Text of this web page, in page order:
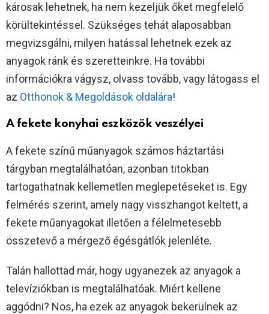
károsak lehetnek, ha nem kezeljük őket megfelelő
körültekintéssel. Szükséges tehát alaposabban
megvizsgálni, milyen hatással lehetnek ezek az
anyagok ránk és szeretteinkre. Ha további
információkra vágysz, olvass tovább, vagy látogass el
az Otthonok & Megoldások oldalára!
A fekete konyhai eszközök veszélyei
A fekete színű műanyagok számos háztartási
tárgyban megtalálhatóan, azonban titokban
tartogathatnak kellemetlen meglepetéseket is. Egy
felmérés szerint, amely nagy visszhangot keltett, a
fekete műanyagokat illetően a félelmetesebb
összetevő a mérgező égésgátlók jelenléte.
Talán hallottad már, hogy ugyanezek az anyagok a
televíziókban is megtalálhatóak. Miért kellene
aggódni? Nos, ha ezek az anyagok bekerülnek az